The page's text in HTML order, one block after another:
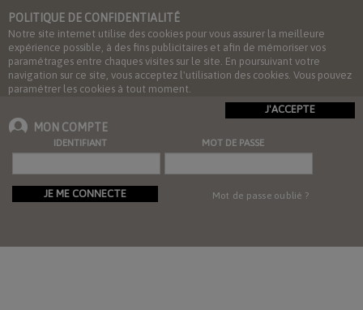
POLITIQUE DE CONFIDENTIALITÉ
Notre site internet utilise des cookies pour vous assurer la meilleure
expérience possible, à des fins publicitaires et afin de mémoriser vos
paramétrages entre chaques visites sur le site. En poursuivant votre
navigation sur ce site, vous acceptez l'utilisation des cookies. Vous pouvez
paramétrer les cookies à tout moment.
J'ACCEPTE
MON COMPTE
IDENTIFIANT MOT DE PASSE
JE ME CONNECTE Mot de passe oublié ?